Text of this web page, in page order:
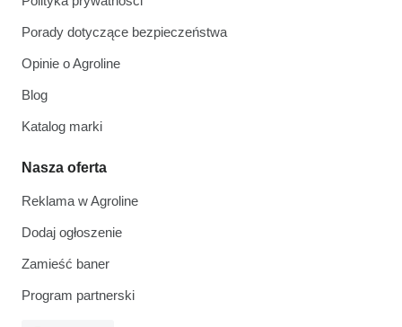
Porady dotyczące bezpieczeństwa
Opinie o Agroline
Blog
Katalog marki
Nasza oferta
Reklama w Agroline
Dodaj ogłoszenie
Zamieść baner
Program partnerski